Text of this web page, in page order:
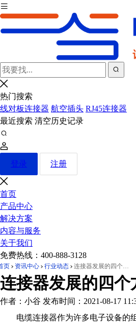
热门搜索
线对板连接器 航空插头 RJ45连接器
最近搜索 清空历史记录
登录 注册
首页
产品中心
解决方案
内容与服务
关于我们
免费热线： 400-888-3128
页 资讯中心 行业动态 连接器发展的四个方向分析
连接器发展的四个
作者：小谷 发布时间：2021-08-17
电缆连接器作为许多电子设备的